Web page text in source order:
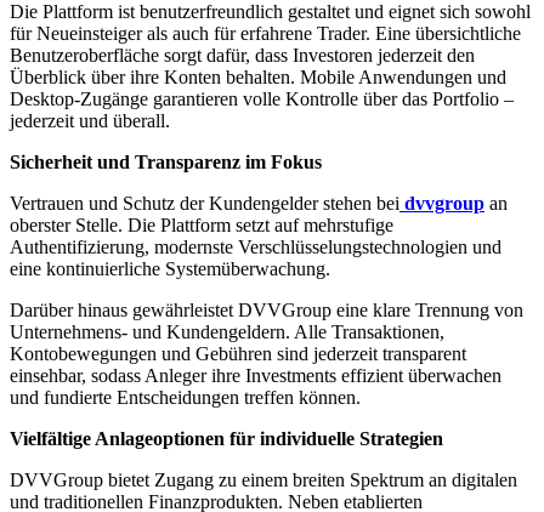
Die Plattform ist benutzerfreundlich gestaltet und eignet sich sowohl
für Neueinsteiger als auch für erfahrene Trader. Eine übersichtliche
Benutzeroberfläche sorgt dafür, dass Investoren jederzeit den
Überblick über ihre Konten behalten. Mobile Anwendungen und
Desktop-Zugänge garantieren volle Kontrolle über das Portfolio –
jederzeit und überall.
Sicherheit und Transparenz im Fokus
Vertrauen und Schutz der Kundengelder stehen bei dvvgroup an
oberster Stelle. Die Plattform setzt auf mehrstufige
Authentifizierung, modernste Verschlüsselungstechnologien und
eine kontinuierliche Systemüberwachung.
Darüber hinaus gewährleistet DVVGroup eine klare Trennung von
Unternehmens- und Kundengeldern. Alle Transaktionen,
Kontobewegungen und Gebühren sind jederzeit transparent
einsehbar, sodass Anleger ihre Investments effizient überwachen
und fundierte Entscheidungen treffen können.
Vielfältige Anlageoptionen für individuelle Strategien
DVVGroup bietet Zugang zu einem breiten Spektrum an digitalen
und traditionellen Finanzprodukten. Neben etablierten